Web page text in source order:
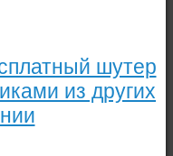
шутер
из других